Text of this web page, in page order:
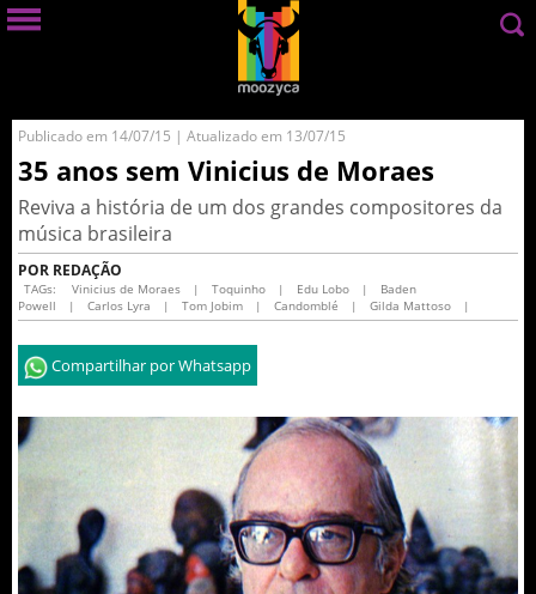
Publicado em 14/07/15 | Atualizado em 13/07/15
35 anos sem Vinicius de Moraes
Reviva a história de um dos grandes compositores da
música brasileira
POR REDAÇÃO
TAGs: Vinicius de Moraes | Toquinho | Edu Lobo |
Baden
Powell
| Carlos Lyra | Tom Jobim | Candomblé | Gilda Mattoso |
Compartilhar por Whatsapp